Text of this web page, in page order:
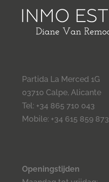
Partida La Merced 1G
03710 Calpe, Alicante
Tel: +34 865 710 043
Mobile: +34 615 859 873
Openingstijden